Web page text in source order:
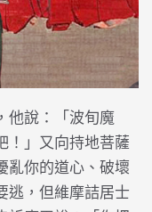
他說：「波旬魔
！」又向持地菩薩
亂你的道心、破壞
逃，但維摩詰居士